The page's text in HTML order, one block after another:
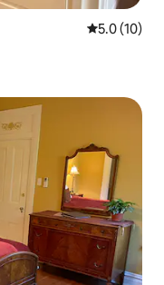
レビュー10
5.0 (10)